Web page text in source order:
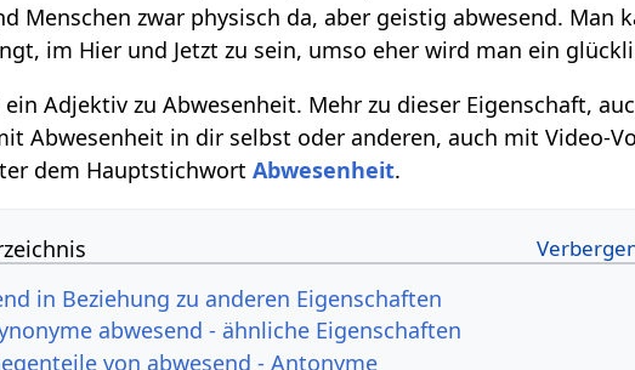
Menschen zwar physisch da, aber geistig abwesend. Man
im Hier und Jetzt zu sein, umso eher wird man ein
Adjektiv zu Abwesenheit. Mehr zu dieser Eigenschaft,
Abwesenheit in dir selbst oder anderen, auch mit Video-
dem HauptstichwortAbwesenheit.
in Beziehung zu anderen Eigenschaften
abwesend - ähnliche Eigenschaften
von abwesend - Antonyme